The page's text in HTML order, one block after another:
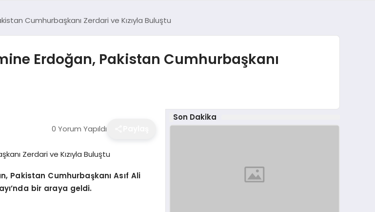
Cumhurbaşkanı Zerdari ve Kızıyla Buluştu
Erdoğan, Pakistan Cumhurbaşkanı
0 Yorum Yapıldı
Pakistan Cumhurbaşkanı Asıf Ali
bir araya geldi.
Son Dakika